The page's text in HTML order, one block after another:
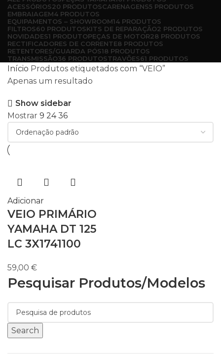
ACESSÓRIOS20 PRODUTOSCARENAGENS5 PRODUTOS
EMBRAIAGEM4 PRODUTOS
EQUIPAMENTOS – SHOWROOM14 PRODUTOS
FILTROS60 PRODUTOSKITS DE REPARAÇÃO2 PRODUTOS
NOVIDADES1 PRODUTOPEÇAS DE MOTOR28 PRODUTOS
RECTIFICADORES DE CORRENTE8 PRODUTOS
RETENTORES/GUARDA PÓS18 PRODUTOS
TRANSMISSÃO36 PRODUTOSTRAVÕES61 PRODUTOS
Pesquisar Produtos/modelos
Search
Início Produtos etiquetados com “VEIO”
Apenas um resultado
Show sidebar
Mostrar 9 2436
Adicionar
VEIO PRIMÁRIO
YAMAHA DT 125
LC 3X1741100
59,00 €